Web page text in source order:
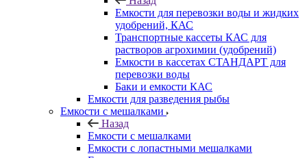
Емкости для перевозки воды и жидких
удобрений, КАС
Транспортные кассеты КАС для
растворов агрохимии (удобрений)
Емкости в кассетах СТАНДАРТ для
перевозки воды
Баки и емкости КАС
Емкости для разведения рыбы
Емкости с мешалками
Назад
Емкости с мешалками
Емкости с лопастными мешалками